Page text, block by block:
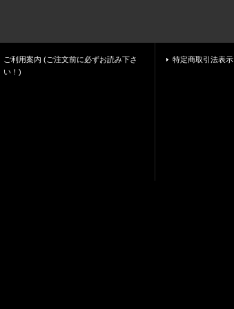
ご利用案内 (ご注文前に必ずお読み下さ
い！)
特定商取引法表示